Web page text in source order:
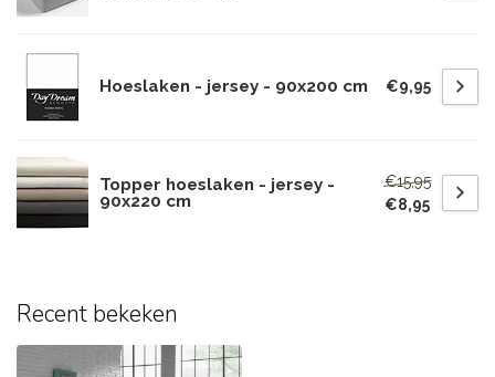
Hoeslaken - jersey - 90x200 cm €9,95
Topper hoeslaken - jersey -
90x220 cm
€15,95
€8,95
Recent bekeken